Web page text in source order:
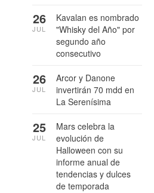
Kavalan es nombrado
"Whisky del Año" por
segundo año
consecutivo
26
JUL
Arcor y Danone
invertirán 70 mdd en
La Serenísima
26
JUL
Mars celebra la
evolución de
Halloween con su
informe anual de
tendencias y dulces
de temporada
25
JUL